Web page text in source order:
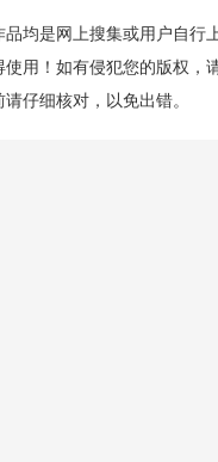
品均是网上搜集或用户自行
使用！如有侵犯您的版权，
仔细核对，以免出错。